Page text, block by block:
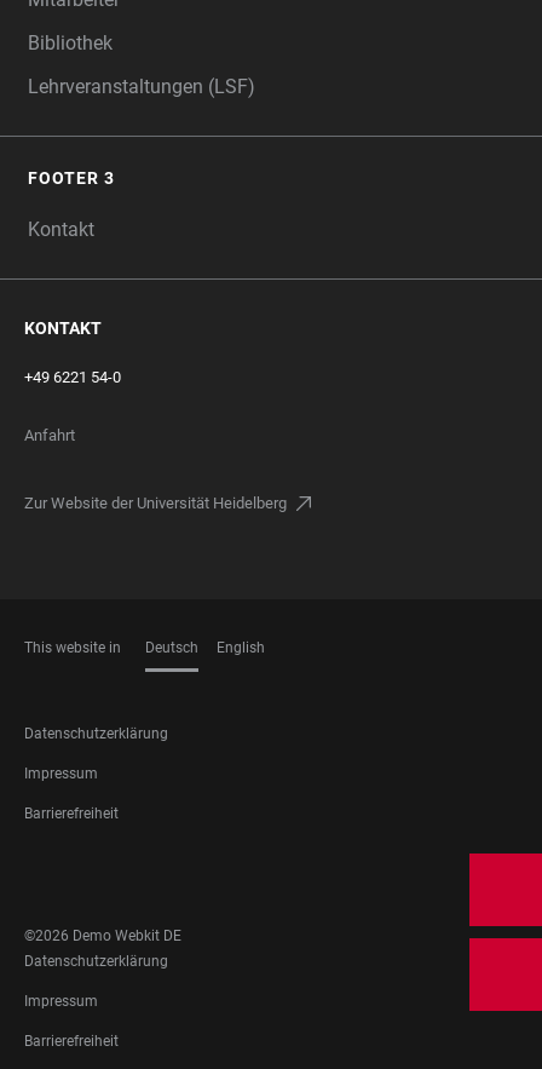
Bibliothek
Lehrveranstaltungen (LSF)
FOOTER 3
Kontakt
KONTAKT
+49 6221 54-0
Anfahrt
Zur Website der Universität Heidelberg
This website in Deutsch English
FOOTER
LEGAL
Datenschutzerklärung
Impressum
Barrierefreiheit
MEDIA
©2026 Demo Webkit DE
FOOTER
LEGAL
Datenschutzerklärung
Impressum
Barrierefreiheit